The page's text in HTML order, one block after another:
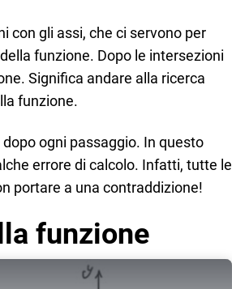
con gli assi, che ci servono per
funzione. Dopo le intersezioni
Significa andare alla ricerca
funzione.
ogni passaggio. In questo
errore di calcolo. Infatti, tutte le
portare a una contraddizione!
funzione